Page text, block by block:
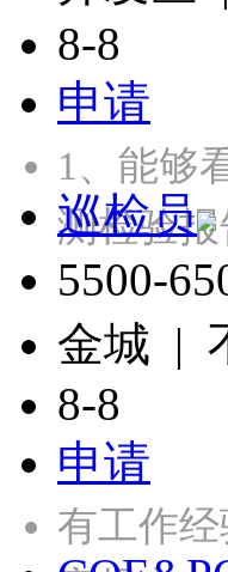
8-8
申请
1、能够
测检验
巡检员
5500-
金城 |
8-8
申请
有工作